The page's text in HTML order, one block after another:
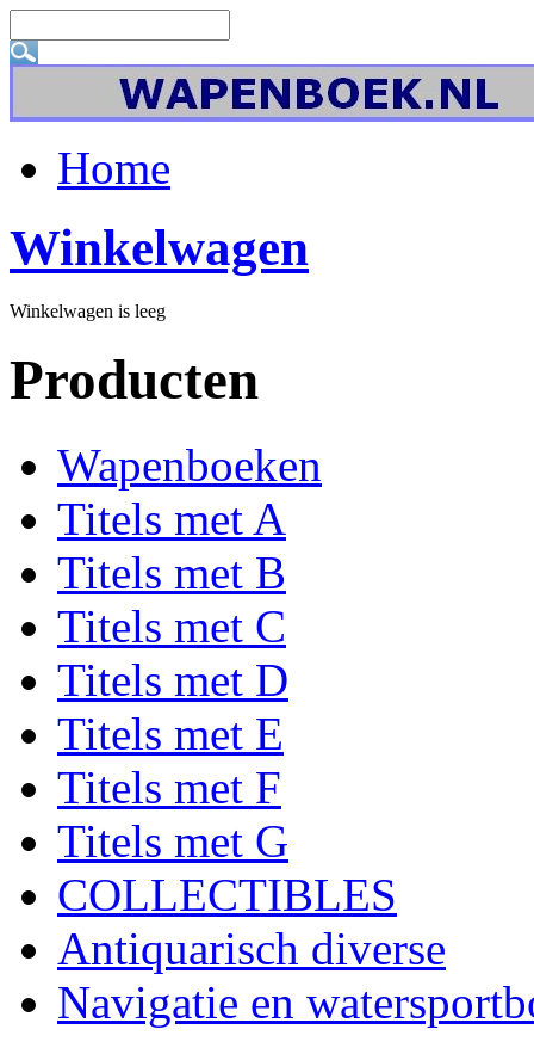
Home
Winkelwagen
Winkelwagen is leeg
Producten
Wapenboeken
Titels met A
Titels met B
Titels met C
Titels met D
Titels met E
Titels met F
Titels met G
COLLECTIBLES
Antiquarisch diverse
Navigatie en